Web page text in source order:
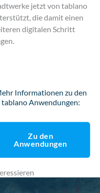
jetzt von tablano
die damit einen
digitalen Schritt
Informationen zu den
tablano Anwendungen:
Zu den
Anwendungen